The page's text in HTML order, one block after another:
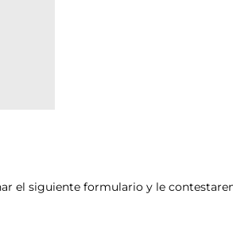
el siguiente formulario y le